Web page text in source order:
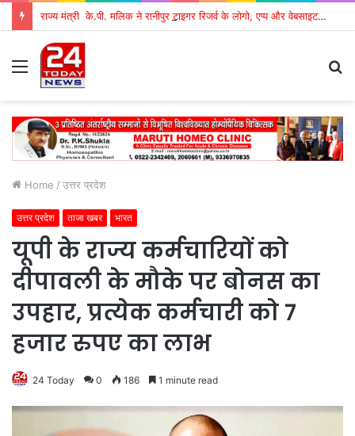
राज्य मंत्री के.पी. मलिक ने रानीपुर टाइगर रिजर्व के लोगो, एप्प और वेबसाइट का उद्घाटन किया
Menu
Home / उत्तर प्रदेश
उत्तर प्रदेश ताजा खबर भारत
यूपी के राज्य कर्मचारियों को
दीपावली के मौके पर बोनस का
उपहार, प्रत्येक कर्मचारी को 7
हजार रुपए का लाभ
24 Today 0 186 1 minute read